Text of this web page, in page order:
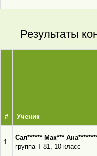
Результаты
# Ученик
1.
Сал****** Мак***
группа Т-81, 10 класс